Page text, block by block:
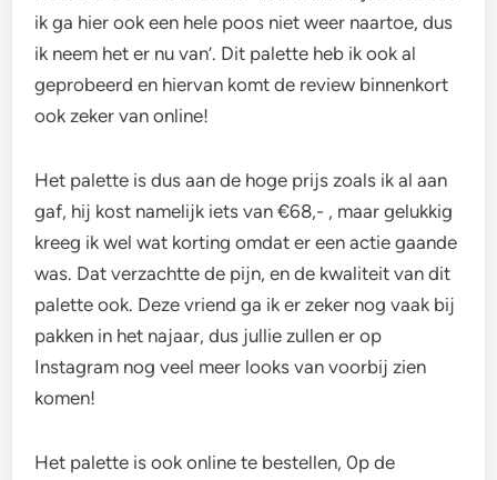
ik ga hier ook een hele poos niet weer naartoe, dus
ik neem het er nu van’. Dit palette heb ik ook al
geprobeerd en hiervan komt de review binnenkort
ook zeker van online!
Het palette is dus aan de hoge prijs zoals ik al aan
gaf, hij kost namelijk iets van €68,- , maar gelukkig
kreeg ik wel wat korting omdat er een actie gaande
was. Dat verzachtte de pijn, en de kwaliteit van dit
palette ook. Deze vriend ga ik er zeker nog vaak bij
pakken in het najaar, dus jullie zullen er op
Instagram nog veel meer looks van voorbij zien
komen!
Het palette is ook online te bestellen, 0p de